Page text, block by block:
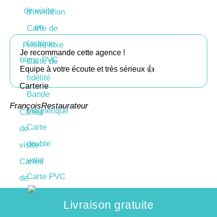
Carterie
Cartes
de
visite
Cartes
de
voeux
d'invitation
Carte de
visite luxe
Carte de
fidélité
Bande
magnétique
Carte
double
volet
Carte PVC
Je recommande cette agence !
Equipe à votre écoute et très sérieux 👍
FrançoisRestaurateur
Livraison gratuite